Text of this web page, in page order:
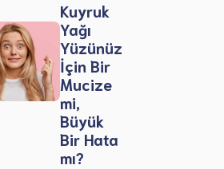
Kuyruk
Yağı
Yüzünüz
İçin Bir
Mucize
mi,
Büyük
Bir Hata
mı?